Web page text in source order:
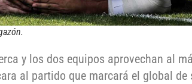
y los dos equipos aprovechan al
al partido que marcará el global